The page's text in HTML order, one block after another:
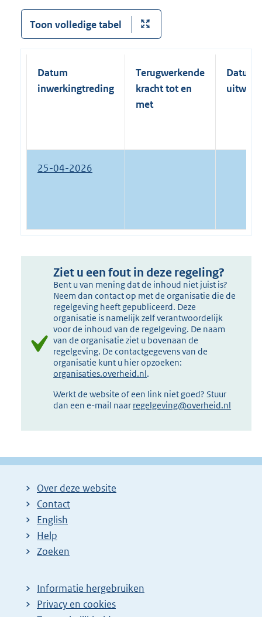
n
e
l
n
k
Toon volledige tabel
Datum
inwerkingtreding
Terugwerkende
kracht tot en
met
Datum
25-04-2026
Ziet u een fout in deze regeling?
Bent u van mening dat de inhoud niet juist is?
Neem dan contact op met de organisatie die de
regelgeving heeft gepubliceerd. Deze
organisatie is namelijk zelf verantwoordelijk
voor de inhoud van de regelgeving. De naam
van de organisatie ziet u bovenaan de
regelgeving. De contactgegevens van de
organisatie kunt u hier opzoeken:
organisaties.overheid.nl.
Werkt de website of een link niet goed? Stuur
dan een e-mail naar regelgeving@overheid.nl
Over deze website
Contact
English
Help
Zoeken
Informatie hergebruiken
Privacy en cookies